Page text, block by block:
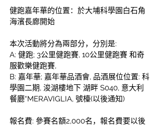
健跑嘉年華的位置：於大埔科學園白石角
海濱長廊開始
本次活動將分為兩部分，分別是:
A: 健跑; 3公里健跑賽, 10公里健跑賽 和奇
服歡樂健跑賽,
B: 嘉年華; 嘉年華品酒會, 品酒展位位置: 科
學園二期, 浚湖樓地下 湖畔 S040, 意大利
餐廳“MERAVIGLIA, 號檯(以後通知)
報名費: 參賽名額2,000名，報名費要以後